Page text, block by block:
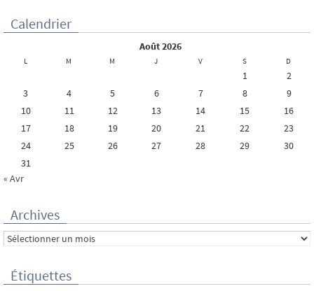
Calendrier
août 2026
L M M J V S D
1
2
3
4 5 6 7 8
9
10
11 12 13 14 15
16
17
18 19 20 21 22
23
24
25 26 27 28 29
30
31
« Avr
Archives
Archives
Étiquettes